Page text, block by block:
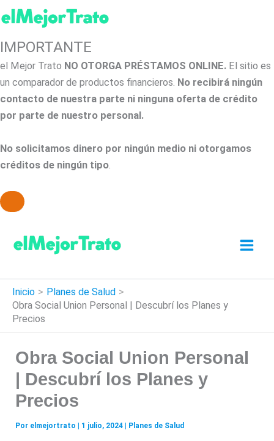
IMPORTANTE
el Mejor Trato NO OTORGA PRÉSTAMOS ONLINE. El sitio es
un comparador de productos financieros. No recibirá ningún
contacto de nuestra parte ni ninguna oferta de crédito
por parte de nuestro personal.
No solicitamos dinero por ningún medio ni otorgamos
créditos de ningún tipo.
contenido
Inicio
Planes de Salud
Obra Social Union Personal | Descubrí los Planes y
Precios
Obra Social Union Personal
| Descubrí los Planes y
Precios
Por elmejortrato 1 julio, 2024 Planes de Salud